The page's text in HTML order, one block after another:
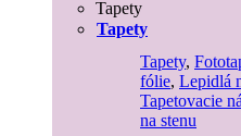
Tapety
Tapety,
fólie, Lepidlá
Tapetovacie
na stenu